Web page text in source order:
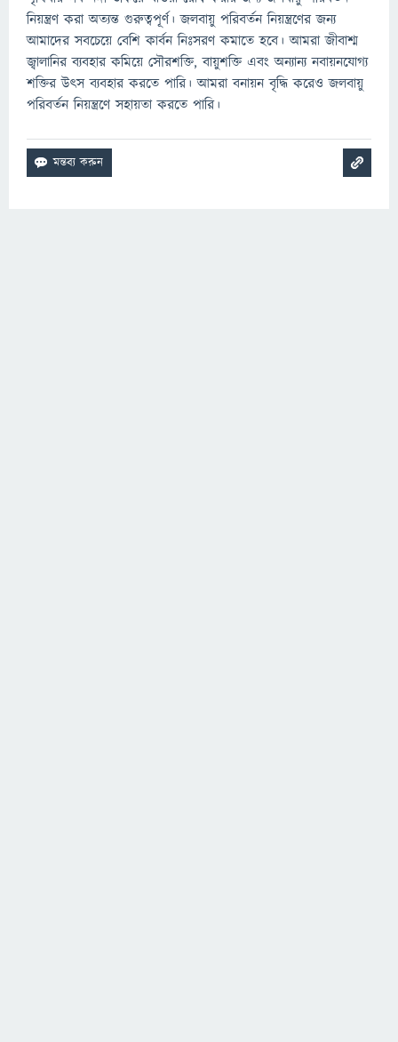
নিয়ন্ত্রণ করা অত্যন্ত গুরুত্বপূর্ণ। জলবায়ু পরিবর্তন নিয়ন্ত্রণের জন্য
আমাদের সবচেয়ে বেশি কার্বন নিঃসরণ কমাতে হবে। আমরা জীবাশ্ম
জ্বালানির ব্যবহার কমিয়ে সৌরশক্তি, বায়ুশক্তি এবং অন্যান্য নবায়নযোগ্য
শক্তির উৎস ব্যবহার করতে পারি। আমরা বনায়ন বৃদ্ধি করেও জলবায়ু
পরিবর্তন নিয়ন্ত্রণে সহায়তা করতে পারি।